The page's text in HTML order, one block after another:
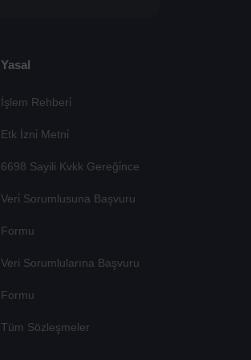
Yasal
İşlem Rehberi̇
Etk İzni̇ Metni̇
6698 Sayili Kvkk Gereği̇nce
Veri̇ Sorumlusuna Başvuru
Formu
Veri Sorumlularına Başvuru
Formu
Tüm Sözleşmeler